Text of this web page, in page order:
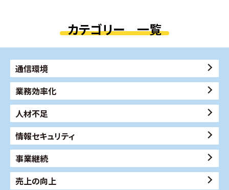
カテゴリー 一覧
通信環境
業務効率化
人材不足
情報セキュリティ
事業継続
売上の向上